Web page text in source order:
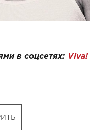
в соцсетях: Viva!